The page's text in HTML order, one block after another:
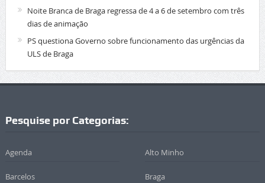
Noite Branca de Braga regressa de 4 a 6 de setembro com três
dias de animação
PS questiona Governo sobre funcionamento das urgências da
ULS de Braga
Pesquise por Categorias:
Agenda Alto Minho
Barcelos Braga